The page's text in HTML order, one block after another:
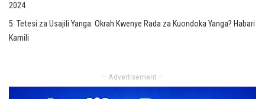
2024
Tetesi za Usajili Yanga: Okrah Kwenye Rada za Kuondoka Yanga? Habari
Kamili
– Advertisement –